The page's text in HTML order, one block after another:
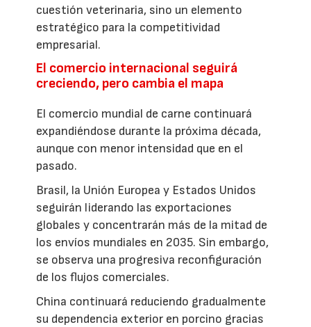
cuestión veterinaria, sino un elemento
estratégico para la competitividad
empresarial.
El comercio internacional seguirá
creciendo, pero cambia el mapa
El comercio mundial de carne continuará
expandiéndose durante la próxima década,
aunque con menor intensidad que en el
pasado.
Brasil, la Unión Europea y Estados Unidos
seguirán liderando las exportaciones
globales y concentrarán más de la mitad de
los envíos mundiales en 2035. Sin embargo,
se observa una progresiva reconfiguración
de los flujos comerciales.
China continuará reduciendo gradualmente
su dependencia exterior en porcino gracias